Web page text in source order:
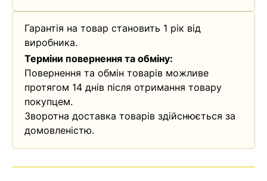
Гарантія на товар становить 1 рік від
виробника.
Терміни повернення та обміну:
Повернення та обмін товарів можливе
протягом 14 днів після отримання товару
покупцем.
Зворотна доставка товарів здійснюється за
домовленістю.